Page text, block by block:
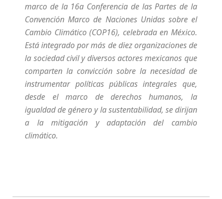
marco de la 16a Conferencia de las Partes de la
Convención Marco de Naciones Unidas sobre el
Cambio Climático (COP16), celebrada en México.
Está integrado por más de diez organizaciones de
la sociedad civil y diversos actores mexicanos que
comparten la convicción sobre la necesidad de
instrumentar políticas públicas integrales que,
desde el marco de derechos humanos, la
igualdad de género y la sustentabilidad, se dirijan
a la mitigación y adaptación del cambio
climático.